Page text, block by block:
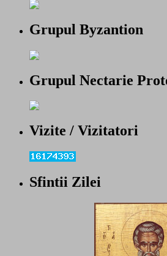
Grupul Byzantion
Grupul Nectarie
Vizite / Vizitatori
Sfintii Zilei